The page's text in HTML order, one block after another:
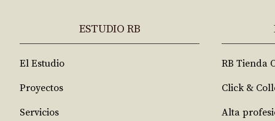
ESTUDIO RB
El Estudio
Proyectos
Servicios
RB Tienda
Click &
Alta